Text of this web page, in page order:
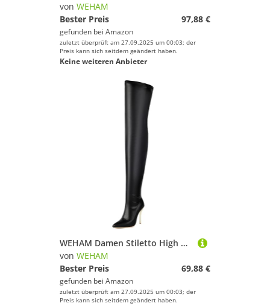
von WEHAM
Bester Preis
97,88 €
gefunden bei Amazon
zuletzt überprüft am 27.09.2025 um 00:03; der
Preis kann sich seitdem geändert haben.
Keine weiteren Anbieter
WEHAM Damen Stiletto High Heel Overknee Stiefel, Spitz zulaufende Stretch Kunstleder Oberschenkelhohe Stiefel für den Nachtclub,Schwarz,47
von WEHAM
Bester Preis
69,88 €
gefunden bei Amazon
zuletzt überprüft am 27.09.2025 um 00:03; der
Preis kann sich seitdem geändert haben.